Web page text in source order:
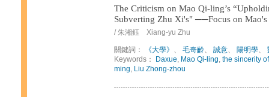
The Criticism on Mao Qi-ling’s
Subverting Zhu Xi's" ──Focus on
/ 朱湘鈺 Xiang-yu Zhu
關鍵詞： 《大學》 、 毛奇齡、 誠意、 陽明學、
Keywords：
Daxue, Mao Qi-ling, the sincerity
ming, Liu Zhong-zhou